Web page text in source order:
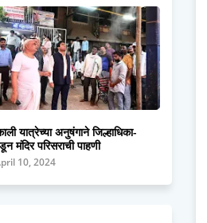
यात्रेच्या अनुषंगाने जिल्हाधिका-
मंदिर परिसराची पाहणी
10, 2024